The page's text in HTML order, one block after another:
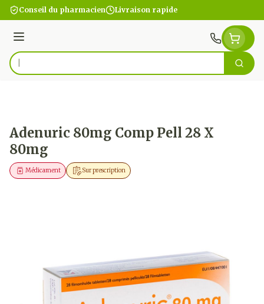
Aller au contenu
Conseil du pharmacien Livraison rapide
Menu
Rechercher
Adenuric 80mg Comp Pell 28 X
80mg
Sur prescription
Médicament